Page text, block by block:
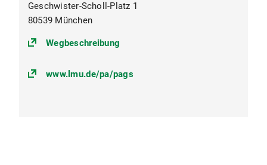
Geschwister-Scholl-Platz 1
80539 München
Wegbeschreibung
www.lmu.de/pa/pags